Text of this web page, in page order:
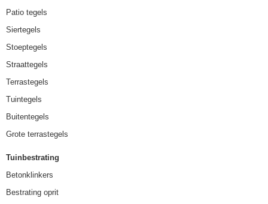
Patio tegels
Siertegels
Stoeptegels
Straattegels
Terrastegels
Tuintegels
Buitentegels
Grote terrastegels
Tuinbestrating
Betonklinkers
Bestrating oprit